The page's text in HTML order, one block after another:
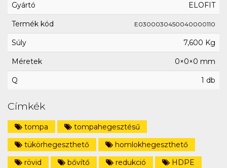
Gyártó ELOFIT
Termék kód E0300030450040000110
Súly 7,600 Kg
Méretek 0×0×0 mm
Q 1 db
Címkék
tompa
tompahegesztésű
tükörhegeszthető
homlokhegeszthető
rövid
bővítő redukció
HDPE